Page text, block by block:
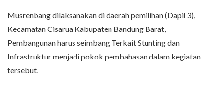
Musrenbang dilaksanakan di daerah pemilihan (Dapil 3),
Kecamatan Cisarua Kabupaten Bandung Barat,
Pembangunan harus seimbang Terkait Stunting dan
Infrastruktur menjadi pokok pembahasan dalam kegiatan
tersebut.